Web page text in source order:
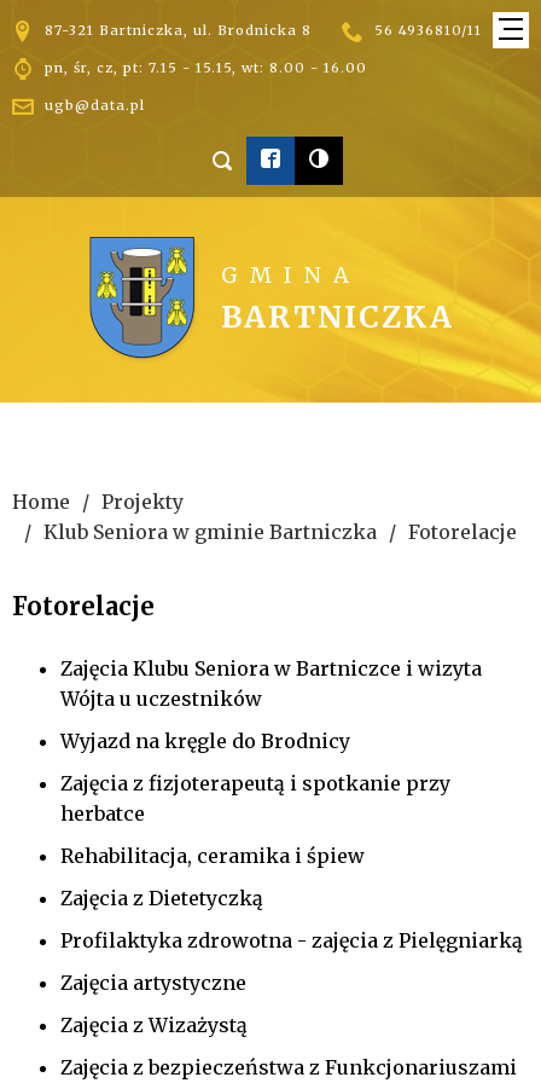
 87-321 Bartniczka, ul. Brodnicka 8  56 4936810/11
 pn, śr, cz, pt: 7.15 - 15.15, wt: 8.00 - 16.00
 ugb@data.pl
  
GMINA
BARTNICZKA
Home
Projekty
Klub Seniora w gminie Bartniczka
Fotorelacje
Fotorelacje
Zajęcia Klubu Seniora w Bartniczce i wizyta
Wójta u uczestników
Wyjazd na kręgle do Brodnicy
Zajęcia z fizjoterapeutą i spotkanie przy
herbatce
Rehabilitacja, ceramika i śpiew
Zajęcia z Dietetyczką
Profilaktyka zdrowotna - zajęcia z Pielęgniarką
Zajęcia artystyczne
Zajęcia z Wizażystą
Zajęcia z bezpieczeństwa z Funkcjonariuszami